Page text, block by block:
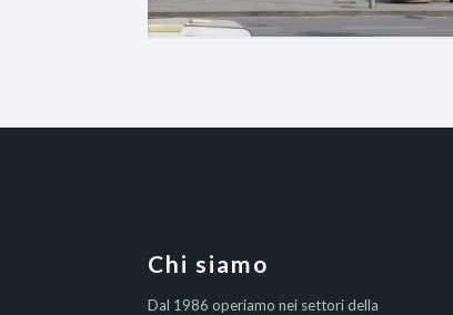
Chi siamo
Dal 1986 operiamo nei settori della